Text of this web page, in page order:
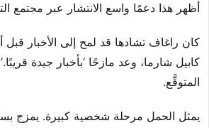
أظهر هذا دعمًا واسع الانتشار عبر مجتمع
كان راغاف تشادها قد لمح إلى الأخبار
كابيل شارما، وعد مازحًا ‘بأخبار جيدة
المتوقَّع.
يمثل الحمل مرحلة شخصية كبيرة. يمزج